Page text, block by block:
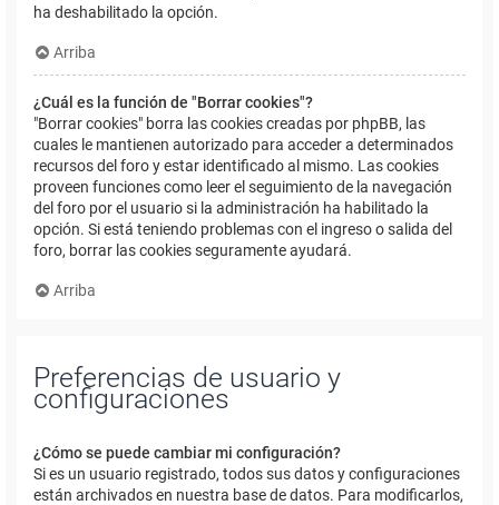
ha deshabilitado la opción.
Arriba
¿Cuál es la función de "Borrar cookies"?
"Borrar cookies" borra las cookies creadas por phpBB, las
cuales le mantienen autorizado para acceder a determinados
recursos del foro y estar identificado al mismo. Las cookies
proveen funciones como leer el seguimiento de la navegación
del foro por el usuario si la administración ha habilitado la
opción. Si está teniendo problemas con el ingreso o salida del
foro, borrar las cookies seguramente ayudará.
Arriba
Preferencias de usuario y
configuraciones
¿Cómo se puede cambiar mi configuración?
Si es un usuario registrado, todos sus datos y configuraciones
están archivados en nuestra base de datos. Para modificarlos,